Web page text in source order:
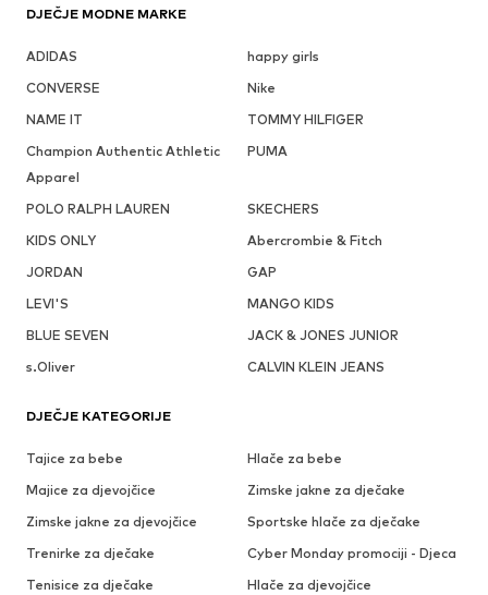
DJEČJE MODNE MARKE
ADIDAS
happy girls
CONVERSE
Nike
NAME IT
TOMMY HILFIGER
Champion Authentic Athletic
Apparel
PUMA
POLO RALPH LAUREN
SKECHERS
KIDS ONLY
Abercrombie & Fitch
JORDAN
GAP
LEVI'S
MANGO KIDS
BLUE SEVEN
JACK & JONES JUNIOR
s.Oliver
CALVIN KLEIN JEANS
DJEČJE KATEGORIJE
Tajice za bebe
Hlače za bebe
Majice za djevojčice
Zimske jakne za dječake
Zimske jakne za djevojčice
Sportske hlače za dječake
Trenirke za dječake
Cyber Monday promociji - Djeca
Tenisice za dječake
Hlače za djevojčice